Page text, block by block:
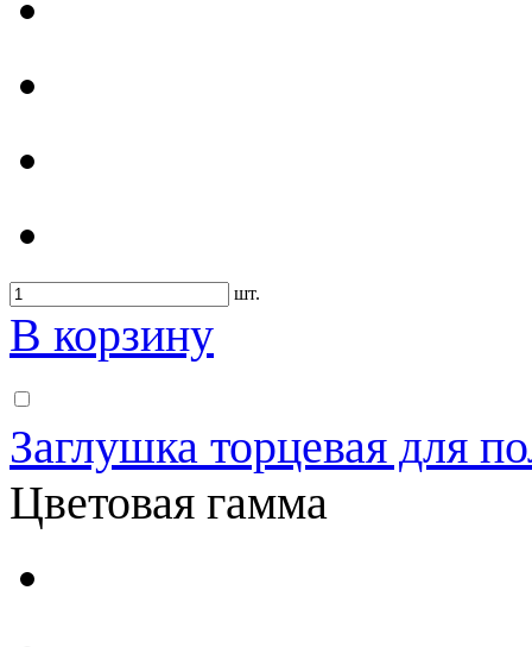
шт.
В корзину
Заглушка торцевая для
Цветовая гамма